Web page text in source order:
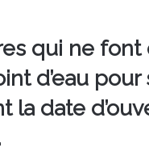
qui ne font
d’eau
la date